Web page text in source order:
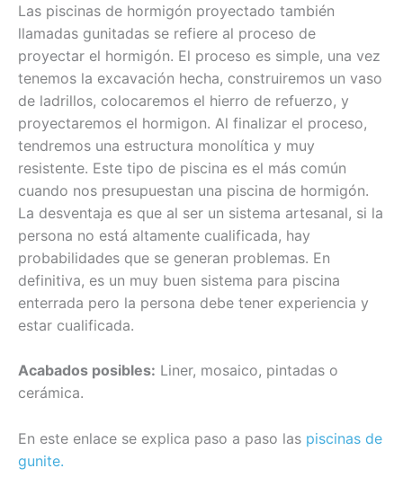
Las piscinas de hormigón proyectado también
llamadas gunitadas se refiere al proceso de
proyectar el hormigón. El proceso es simple, una vez
tenemos la excavación hecha, construiremos un vaso
de ladrillos, colocaremos el hierro de refuerzo, y
proyectaremos el hormigon. Al finalizar el proceso,
tendremos una estructura monolítica y muy
resistente. Este tipo de piscina es el más común
cuando nos presupuestan una piscina de hormigón.
La desventaja es que al ser un sistema artesanal, si la
persona no está altamente cualificada, hay
probabilidades que se generan problemas. En
definitiva, es un muy buen sistema para piscina
enterrada pero la persona debe tener experiencia y
estar cualificada.
Acabados posibles: Liner, mosaico, pintadas o
cerámica.
En este enlace se explica paso a paso las piscinas de
gunite.